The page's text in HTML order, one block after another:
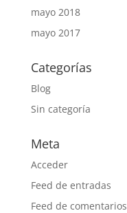
mayo 2018
mayo 2017
Categorías
Blog
Sin categoría
Meta
Acceder
Feed de entradas
Feed de comentarios